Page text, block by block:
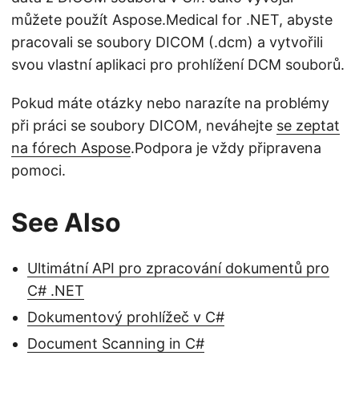
můžete použít Aspose.Medical for .NET, abyste
pracovali se soubory DICOM (.dcm) a vytvořili
svou vlastní aplikaci pro prohlížení DCM souborů.
Pokud máte otázky nebo narazíte na problémy
při práci se soubory DICOM, neváhejte se zeptat
na fórech Aspose.Podpora je vždy připravena
pomoci.
See Also
Ultimátní API pro zpracování dokumentů pro
C# .NET
Dokumentový prohlížeč v C#
Document Scanning in C#